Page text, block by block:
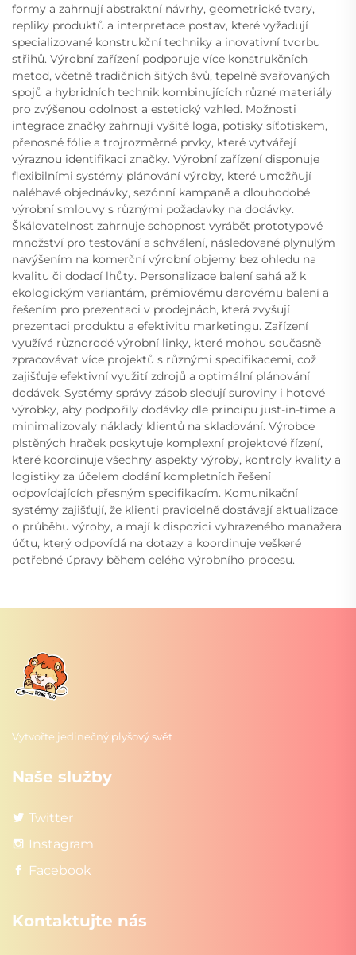
formy a zahrnují abstraktní návrhy, geometrické tvary,
repliky produktů a interpretace postav, které vyžadují
specializované konstrukční techniky a inovativní tvorbu
střihů. Výrobní zařízení podporuje více konstrukčních
metod, včetně tradičních šitých švů, tepelně svařovaných
spojů a hybridních technik kombinujících různé materiály
pro zvýšenou odolnost a estetický vzhled. Možnosti
integrace značky zahrnují vyšité loga, potisky síťotiskem,
přenosné fólie a trojrozměrné prvky, které vytvářejí
výraznou identifikaci značky. Výrobní zařízení disponuje
flexibilními systémy plánování výroby, které umožňují
naléhavé objednávky, sezónní kampaně a dlouhodobé
výrobní smlouvy s různými požadavky na dodávky.
Škálovatelnost zahrnuje schopnost vyrábět prototypové
množství pro testování a schválení, následované plynulým
navýšením na komerční výrobní objemy bez ohledu na
kvalitu či dodací lhůty. Personalizace balení sahá až k
ekologickým variantám, prémiovému darovému balení a
řešením pro prezentaci v prodejnách, která zvyšují
prezentaci produktu a efektivitu marketingu. Zařízení
využívá různorodé výrobní linky, které mohou současně
zpracovávat více projektů s různými specifikacemi, což
zajišťuje efektivní využití zdrojů a optimální plánování
dodávek. Systémy správy zásob sledují suroviny i hotové
výrobky, aby podpořily dodávky dle principu just-in-time a
minimalizovaly náklady klientů na skladování. Výrobce
plstěných hraček poskytuje komplexní projektové řízení,
které koordinuje všechny aspekty výroby, kontroly kvality a
logistiky za účelem dodání kompletních řešení
odpovídajících přesným specifikacím. Komunikační
systémy zajišťují, že klienti pravidelně dostávají aktualizace
o průběhu výroby, a mají k dispozici vyhrazeného manažera
účtu, který odpovídá na dotazy a koordinuje veškeré
potřebné úpravy během celého výrobního procesu.
Vytvořte jedinečný plyšový svět
Naše služby
Twitter
Instagram
Facebook
Kontaktujte nás